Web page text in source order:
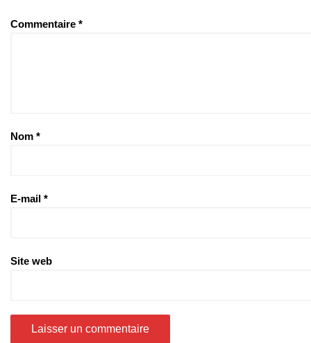
Commentaire *
Nom *
E-mail *
Site web